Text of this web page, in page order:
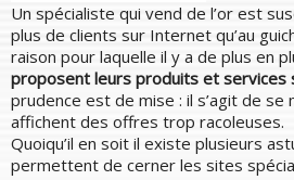
Un spécialiste qui vend de l’or est
plus de clients sur Internet qu’au
raison pour laquelle il y a de plus en
proposent leurs produits et services
prudence est de mise : il s’agit de
affichent des offres trop racoleuses.
Quoiqu’il en soit il existe plusieurs
permettent de cerner les sites